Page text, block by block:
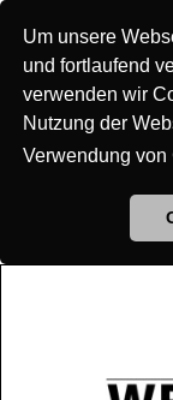
Um unsere
und fortlaufend
verwenden wir
Nutzung der
Verwendung von